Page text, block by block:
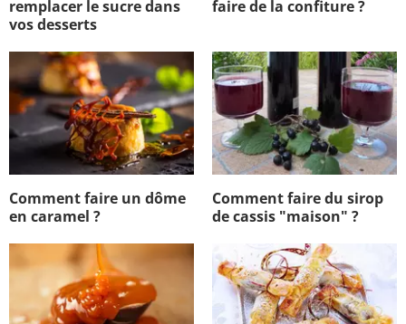
remplacer le sucre dans
vos desserts
faire de la confiture ?
Comment faire un dôme
en caramel ?
Comment faire du sirop
de cassis "maison" ?